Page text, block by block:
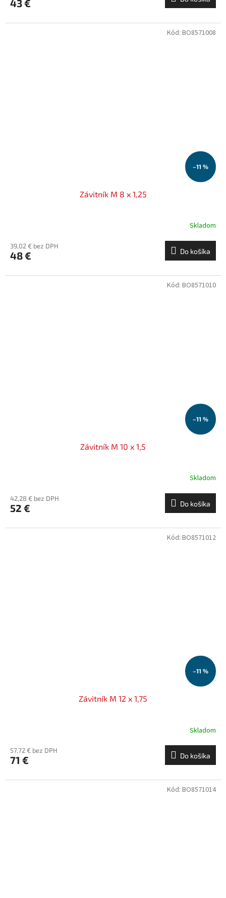
43 €
–11 %
Závitník M 8 x 1,25
Skladom
39,02 € bez DPH
48 € Do košíka
Kód: BO8571008
–11 %
Závitník M 10 x 1,5
Skladom
42,28 € bez DPH
52 € Do košíka
Kód: BO8571010
–11 %
Závitník M 12 x 1,75
Skladom
57,72 € bez DPH
71 € Do košíka
Kód: BO8571012
Kód: BO8571014